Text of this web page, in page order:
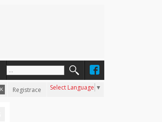
Registrace Select Language ▼